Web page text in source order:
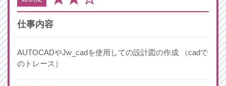
仕事内容
AUTOCADやJw_cadを使用しての設計図の作成 （cadで
のトレース）